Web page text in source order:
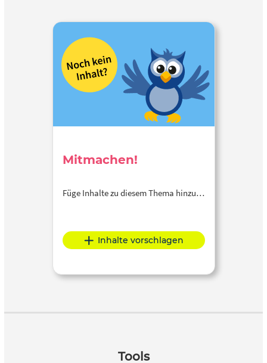
Mitmachen!
Füge Inhalte zu diesem Thema hinzu…
Inhalte vorschlagen
Tools